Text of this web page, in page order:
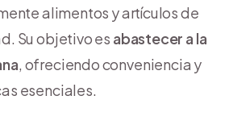
alimentos y artículos de
Su objetivo es abastecer a la
, ofreciendo conveniencia y
esenciales.